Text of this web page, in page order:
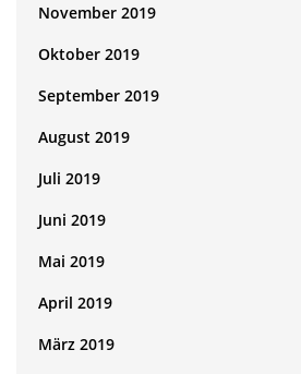
November 2019
Oktober 2019
September 2019
August 2019
Juli 2019
Juni 2019
Mai 2019
April 2019
März 2019